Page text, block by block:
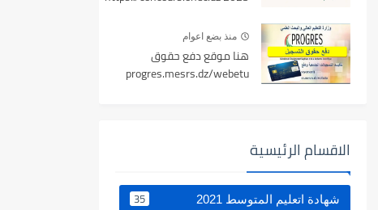
منذ بضع اعوام
هنا موقع دفع حقوق
progres.mesrs.dz/webetu
الاقسام الرئيسية
شهادة اتعليم المتوسط 2021 35